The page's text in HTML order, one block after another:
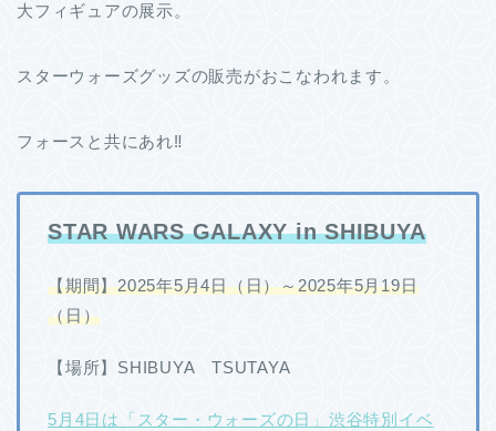
大フィギュアの展示。
スターウォーズグッズの販売がおこなわれます。
フォースと共にあれ‼
STAR WARS GALAXY in SHIBUYA
【期間】2025年5月4日（日）～2025年5月19日
（日）
【場所】SHIBUYA TSUTAYA
5月4日は「スター・ウォーズの日」渋谷特別イベ